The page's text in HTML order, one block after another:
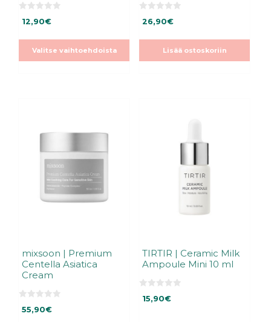
s
12,90€
Valitse vaihtoehdoista
5
s
26,90€
Lisää ostoskoriin
mixsoon | Premium
Centella Asiatica
Cream
555,90€
TIRTIR | Ceramic Milk
Ampoule Mini 10 ml
15,90€